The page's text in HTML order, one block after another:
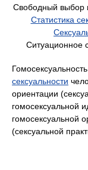
Свободный выбор
Статистика
Ситуационное
Гомосексуальность
сексуальности
ориентации
гомосексуальной
гомосексуальной
(сексуальной